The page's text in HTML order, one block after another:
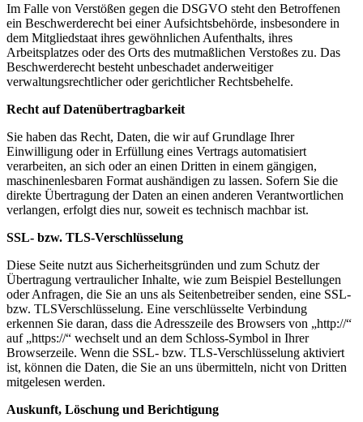
Im Falle von Verstößen gegen die DSGVO steht den Betroffenen
ein Beschwerderecht bei einer Aufsichtsbehörde, insbesondere in
dem Mitgliedstaat ihres gewöhnlichen Aufenthalts, ihres
Arbeitsplatzes oder des Orts des mutmaßlichen Verstoßes zu. Das
Beschwerderecht besteht unbeschadet anderweitiger
verwaltungsrechtlicher oder gerichtlicher Rechtsbehelfe.
Recht auf Datenübertragbarkeit
Sie haben das Recht, Daten, die wir auf Grundlage Ihrer
Einwilligung oder in Erfüllung eines Vertrags automatisiert
verarbeiten, an sich oder an einen Dritten in einem gängigen,
maschinenlesbaren Format aushändigen zu lassen. Sofern Sie die
direkte Übertragung der Daten an einen anderen Verantwortlichen
verlangen, erfolgt dies nur, soweit es technisch machbar ist.
SSL- bzw. TLS-Verschlüsselung
Diese Seite nutzt aus Sicherheitsgründen und zum Schutz der
Übertragung vertraulicher Inhalte, wie zum Beispiel Bestellungen
oder Anfragen, die Sie an uns als Seitenbetreiber senden, eine SSL-
bzw. TLSVerschlüsselung. Eine verschlüsselte Verbindung
erkennen Sie daran, dass die Adresszeile des Browsers von „http://“
auf „https://“ wechselt und an dem Schloss-Symbol in Ihrer
Browserzeile. Wenn die SSL- bzw. TLS-Verschlüsselung aktiviert
ist, können die Daten, die Sie an uns übermitteln, nicht von Dritten
mitgelesen werden.
Auskunft, Löschung und Berichtigung